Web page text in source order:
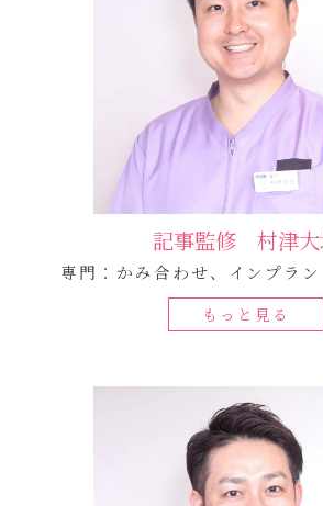
記事監修 村津大
専門：かみ合わせ、インプラ
もっと見る